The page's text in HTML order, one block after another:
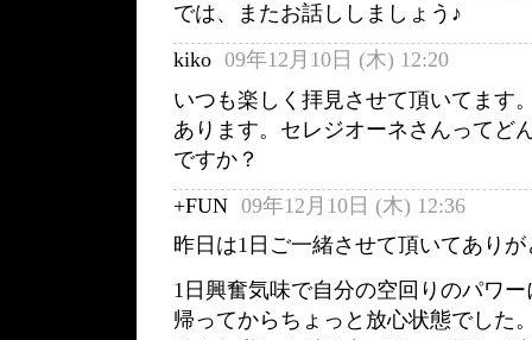
では、またお話ししましょう♪
kiko 09年12月10日 (木) 12:20
いつも楽しく拝見させて頂いてます
あります。セレジオーネさんってど
ですか？
+FUN 09年12月10日 (木) 12:36
昨日は1日ご一緒させて頂いてあり
1日興奮気味で自分の空回りのパワ
帰ってからちょっと放心状態でした